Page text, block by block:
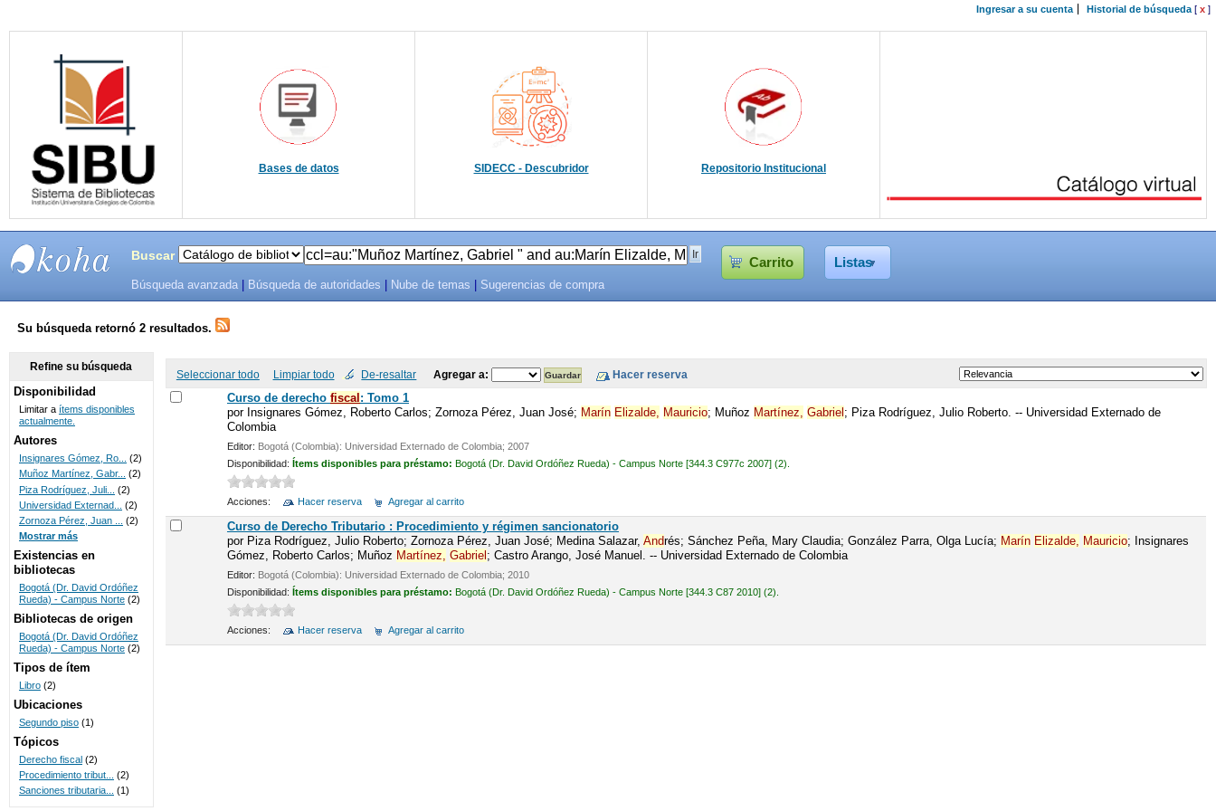
Ingresar a su cuenta Historial de búsqueda[ x ]
Bases de datos SIDECC - Descubridor Repositorio Institucional
SISTEMAS
DE
BIBLIOTECAS
UNICOC
Buscar Carrito Listas
Búsqueda avanzada Búsqueda de autoridades Nube de temas Sugerencias de compra
Su búsqueda retornó 2 resultados.
Seleccionar todo Limpiar todo De-resaltar Agregar a:
Curso de derecho fiscal: Tomo 1
por Insignares Gómez, Roberto Carlos; Zornoza Pérez, Juan José; Marín Elizalde, Mauricio; Muñoz Martínez, Gabriel; Piza Rodríguez, Julio Roberto. -- Universidad Externado de
Colombia
Editor: Bogotá (Colombia): Universidad Externado de Colombia; 2007
Disponibilidad: Ítems disponibles para préstamo: Bogotá (Dr. David Ordóñez Rueda) - Campus Norte [344.3 C977c 2007] (2).
Acciones: Hacer reserva Agregar al carrito
Curso de Derecho Tributario : Procedimiento y régimen sancionatorio
por Piza Rodríguez, Julio Roberto; Zornoza Pérez, Juan José; Medina Salazar, Andrés; Sánchez Peña, Mary Claudia; González Parra, Olga Lucía; Marín Elizalde, Mauricio; Insignares
Gómez, Roberto Carlos; Muñoz Martínez, Gabriel; Castro Arango, José Manuel. -- Universidad Externado de Colombia
Editor: Bogotá (Colombia): Universidad Externado de Colombia; 2010
Disponibilidad: Ítems disponibles para préstamo: Bogotá (Dr. David Ordóñez Rueda) - Campus Norte [344.3 C87 2010] (2).
Acciones: Hacer reserva Agregar al carrito
Refine su búsqueda
Disponibilidad
Limitar a ítems disponibles
actualmente.
Autores
Insignares Gómez, Ro...
(2)
Muñoz Martínez, Gabr... (2)
Piza Rodríguez, Juli...
(2)
Universidad Externad...
(2)
Zornoza Pérez, Juan ...
(2)
Mostrar más
Existencias en
bibliotecas
Bogotá (Dr. David Ordóñez
Rueda) - Campus Norte (2)
Bibliotecas de origen
Bogotá (Dr. David Ordóñez
Rueda) - Campus Norte (2)
Tipos de ítem
Libro (2)
Ubicaciones
Segundo piso (1)
Tópicos
Derecho fiscal (2)
Procedimiento tribut...
(2)
Sanciones tributaria... (1)